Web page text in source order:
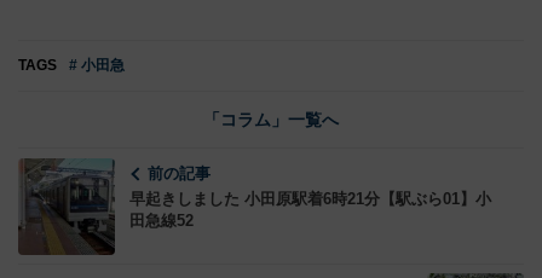
TAGS # 小田急
「コラム」一覧へ
前の記事
早起きしました 小田原駅着6時21分【駅ぶら01】小
田急線52